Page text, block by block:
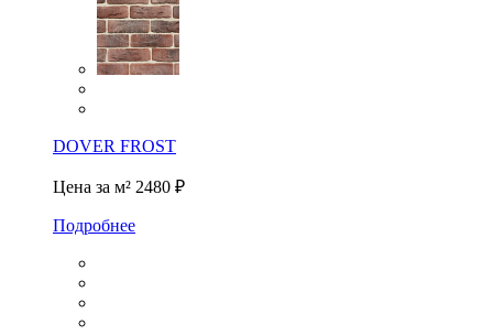
DOVER FROST
Цена за м² 2480 ₽
Подробнее